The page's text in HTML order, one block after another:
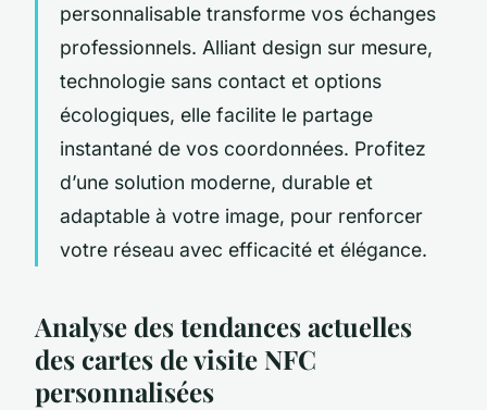
personnalisable transforme vos échanges
professionnels. Alliant design sur mesure,
technologie sans contact et options
écologiques, elle facilite le partage
instantané de vos coordonnées. Profitez
d’une solution moderne, durable et
adaptable à votre image, pour renforcer
votre réseau avec efficacité et élégance.
Analyse des tendances actuelles
des cartes de visite NFC
personnalisées